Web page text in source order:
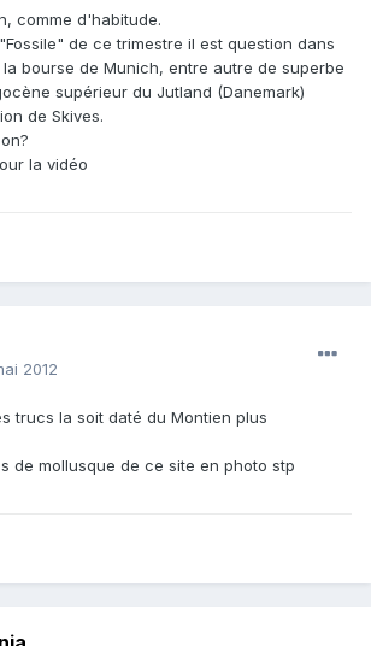
comme d'habitude.
de ce trimestre il est question dans
bourse de Munich, entre autre de superbe
supérieur du Jutland (Danemark)
de Skives.
la vidéo
2012
trucs la soit daté du Montien plus
de mollusque de ce site en photo stp